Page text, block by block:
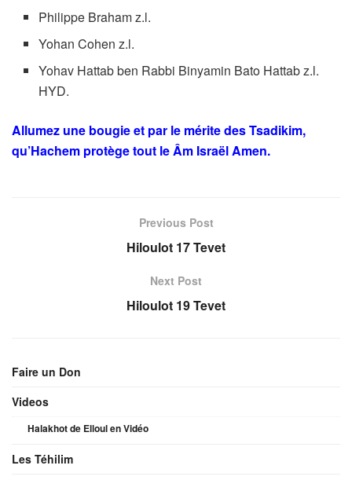
Philippe Braham z.l.
Yohan Cohen z.l.
Yohav Hattab ben Rabbi Binyamin Bato Hattab z.l.
HYD.
Allumez une bougie et par le mérite des Tsadikim,
qu’Hachem protège tout le Âm Israël Amen.
Previous Post
Hiloulot 17 Tevet
Next Post
Hiloulot 19 Tevet
Faire un Don
Videos
Halakhot de Elloul en Vidéo
Les Téhilim